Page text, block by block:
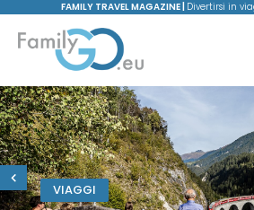
FAMILY TRAVEL MAGAZINE | Divertirsi in
VIAGGI